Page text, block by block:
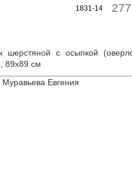
1831-14
шерстяной с осыпкой
89х89 см
Муравьева Евгения